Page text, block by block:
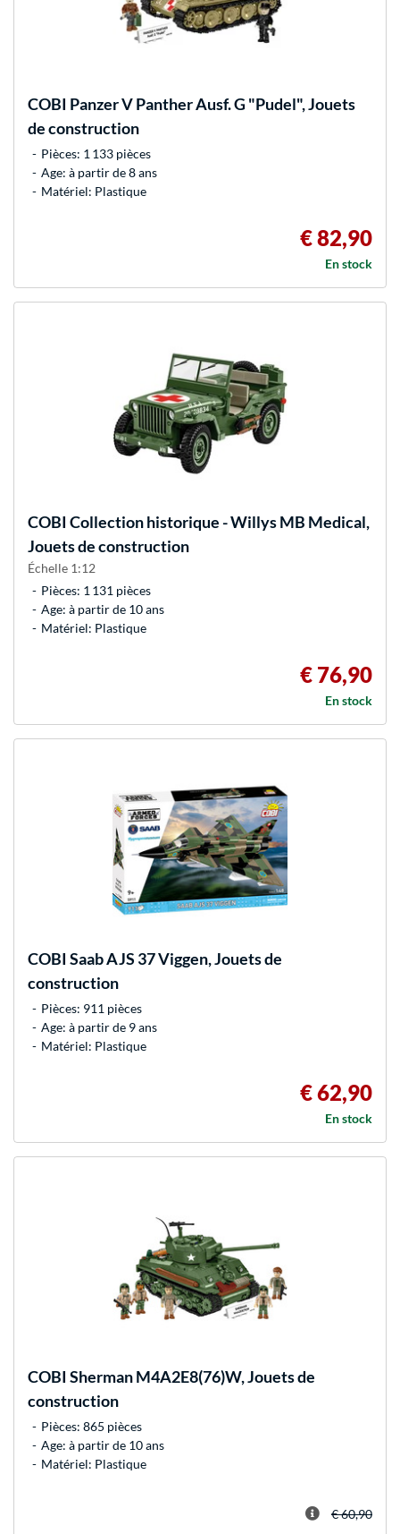
COBI Panzer V Panther Ausf. G "Pudel", Jouets
de construction
Pièces: 1 133 pièces
Age: à partir de 8 ans
Matériel: Plastique
€ 82,90
En stock
COBI Collection historique - Willys MB Medical,
Jouets de construction
Échelle 1:12
Pièces: 1 131 pièces
Age: à partir de 10 ans
Matériel: Plastique
€ 76,90
En stock
COBI Saab AJS 37 Viggen, Jouets de
construction
Pièces: 911 pièces
Age: à partir de 9 ans
Matériel: Plastique
€ 62,90
En stock
COBI Sherman M4A2E8(76)W, Jouets de
construction
Pièces: 865 pièces
Age: à partir de 10 ans
Matériel: Plastique
€ 60,90